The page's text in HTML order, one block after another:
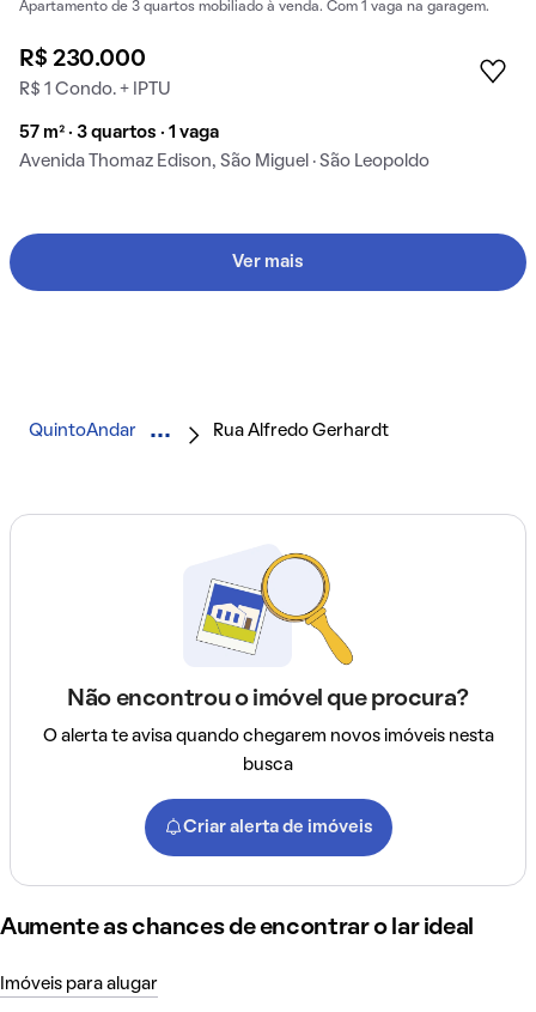
Apartamento de 3 quartos mobiliado à venda. Com 1 vaga na garagem.
R$ 230.000
R$ 1 Condo. + IPTU
57 m² · 3 quartos · 1 vaga
Avenida Thomaz Edison, São Miguel · São Leopoldo
Ver mais
QuintoAndar Rua Alfredo Gerhardt
Não encontrou o imóvel que procura?
O alerta te avisa quando chegarem novos imóveis nesta
busca
Criar alerta de imóveis
Aumente as chances de encontrar o lar ideal
Imóveis para alugar